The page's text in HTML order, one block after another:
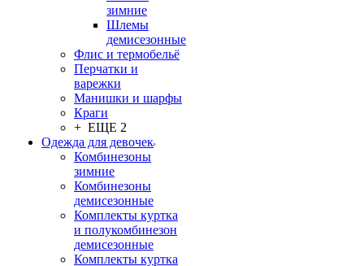
зимние
Шлемы
демисезонные
Флис и термобельё
Перчатки и
варежки
Манишки и шарфы
Краги
+ ЕЩЕ 2
Одежда для девочек
Комбинезоны
зимние
Комбинезоны
демисезонные
Комплекты куртка
и полукомбинезон
демисезонные
Комплекты куртка